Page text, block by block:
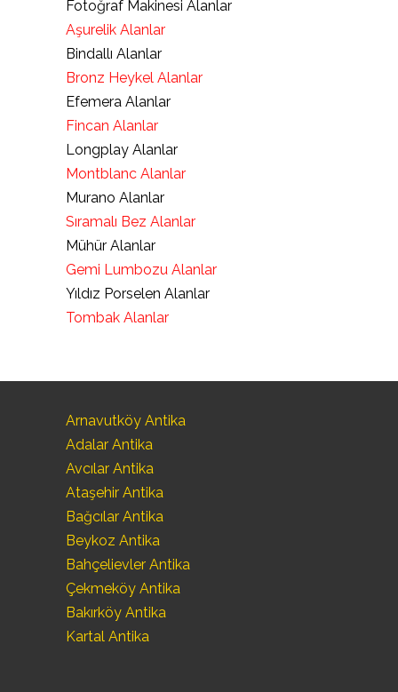
Fotoğraf Makinesi Alanlar
Aşurelik Alanlar
Bindallı Alanlar
Bronz Heykel Alanlar
Efemera Alanlar
Fincan Alanlar
Longplay Alanlar
Montblanc Alanlar
Murano Alanlar
Sıramalı Bez Alanlar
Mühür Alanlar
Gemi Lumbozu Alanlar
Yıldız Porselen Alanlar
Tombak Alanlar
Arnavutköy Antika
Adalar Antika
Avcılar Antika
Ataşehir Antika
Bağcılar Antika
Beykoz Antika
Bahçelievler Antika
Çekmeköy Antika
Bakırköy Antika
Kartal Antika